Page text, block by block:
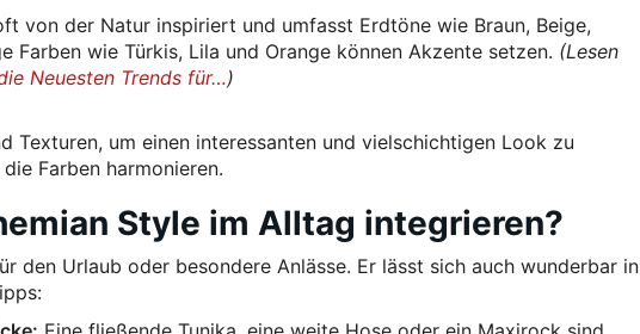
von der Natur inspiriert und umfasst Erdtöne wie Braun, Beige,
Farben wie Türkis, Lila und Orange können Akzente setzen. (Lesen
Neuesten Trends für…)
Texturen, um einen interessanten und vielschichtigen Look zu
Farben harmonieren.
Style im Alltag integrieren?
den Urlaub oder besondere Anlässe. Er lässt sich auch wunderbar in